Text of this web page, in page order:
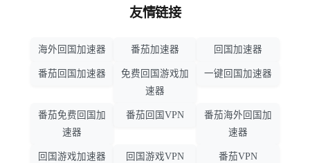
友情链接
海外回国加速器 番茄加速器 回国加速器
番茄回国加速器
免费回国游戏加
速器
一键回国加速器
番茄免费回国加
速器
番茄回国VPN
番茄海外回国加
速器
回国游戏加速器 回国游戏VPN 番茄VPN